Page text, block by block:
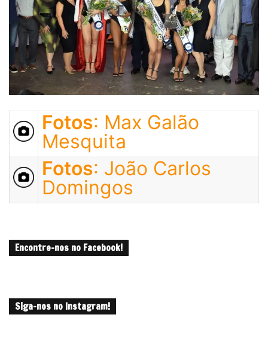
Fotos: Max Galão
Mesquita
Fotos: João Carlos
Domingos
Encontre-nos no Facebook!
Siga-nos no Instagram!